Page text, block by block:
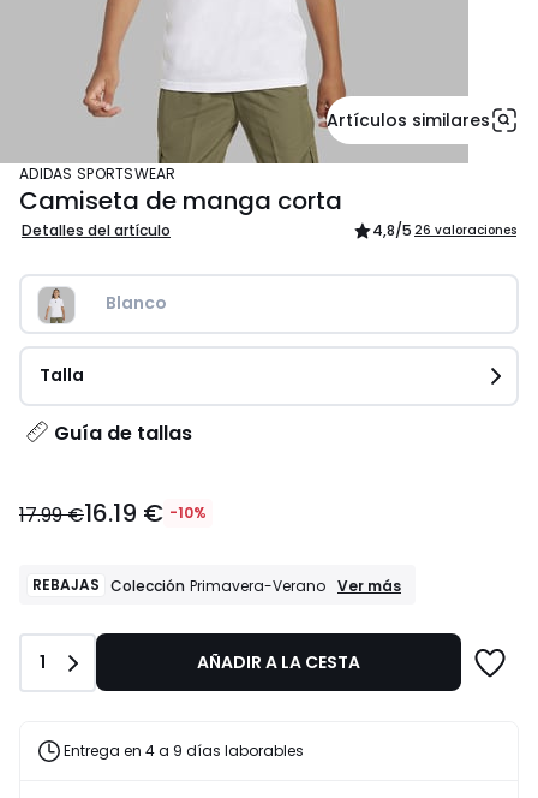
Artículos similares
ADIDAS SPORTSWEAR
Camiseta de manga corta
Detalles del artículo 4,8/5 26 valoraciones
Blanco
Talla
Guía de tallas
€
de
€
10%
descuento
17.99 €16.19 € -10%
REBAJAS Colección Primavera-Verano REBAJAS
Ver más
Cantidad
1 AÑADIR A LA CESTA
Entrega en 4 a 9 días laborables